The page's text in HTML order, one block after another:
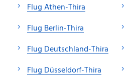
Flug Athen-Thira
Flug Berlin-Thira
Flug Deutschland-Thira
Flug Düsseldorf-Thira